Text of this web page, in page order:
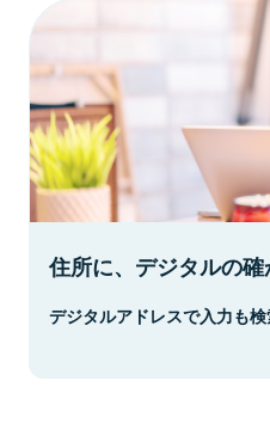
住所に、デジタルの確
デジタルアドレスで入力も検